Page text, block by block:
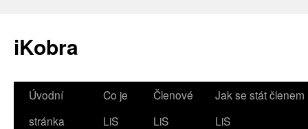
iKobra
Přejít
Úvodní
stránka
Co je
LiS
Členové
LiS
Jak se stát členem
LiS